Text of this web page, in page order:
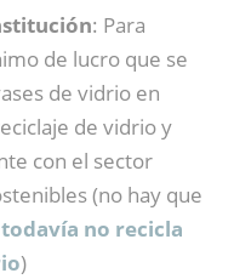
: Para
de lucro que se
de vidrio en
de vidrio y
con el sector
(no hay que
no recicla
)